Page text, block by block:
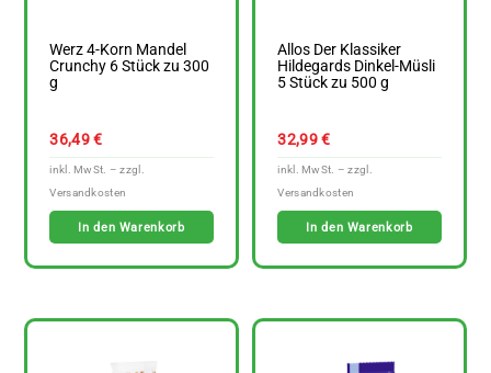
Werz 4-Korn Mandel
Crunchy 6 Stück zu 300
g
36,49€
In den Warenkorb
Allos Der Klassiker
Hildegards Dinkel-Müsli
5 Stück zu 500 g
32,99€
In den Warenkorb